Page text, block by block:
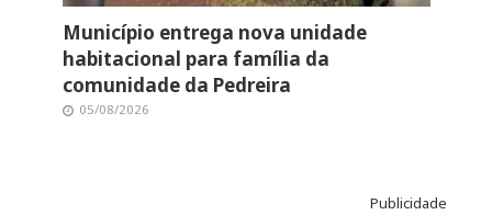
Município entrega nova unidade
habitacional para família da
comunidade da Pedreira
05/08/2026
Publicidade